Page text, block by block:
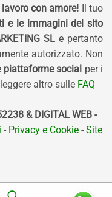
con amore! Il tuo
e le immagini del sito
SL e pertanto
autorizzato. Non
piattaforme social per i
altro sulle FAQ
& DIGITAL WEB -
- Privacy e Cookie - Site